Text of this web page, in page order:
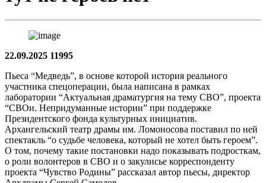
22.09.2025 11995
Пьеса “Медведь”, в основе которой история реального
участника спецоперации, была написана в рамках
лаборатории “Актуальная драматургия на тему СВО”, проекта
“СВОи. Непридуманные истории” при поддержке
Президентского фонда культурных инициатив.
Архангельский театр драмы им. Ломоносова поставил по ней
спектакль “о судьбе человека, который не хотел быть героем”.
О том, почему такие постановки надо показывать подросткам,
о роли волонтеров в СВО и о закулисье корреспонденту
проекта “Чувство Родины” рассказал автор пьесы, директор